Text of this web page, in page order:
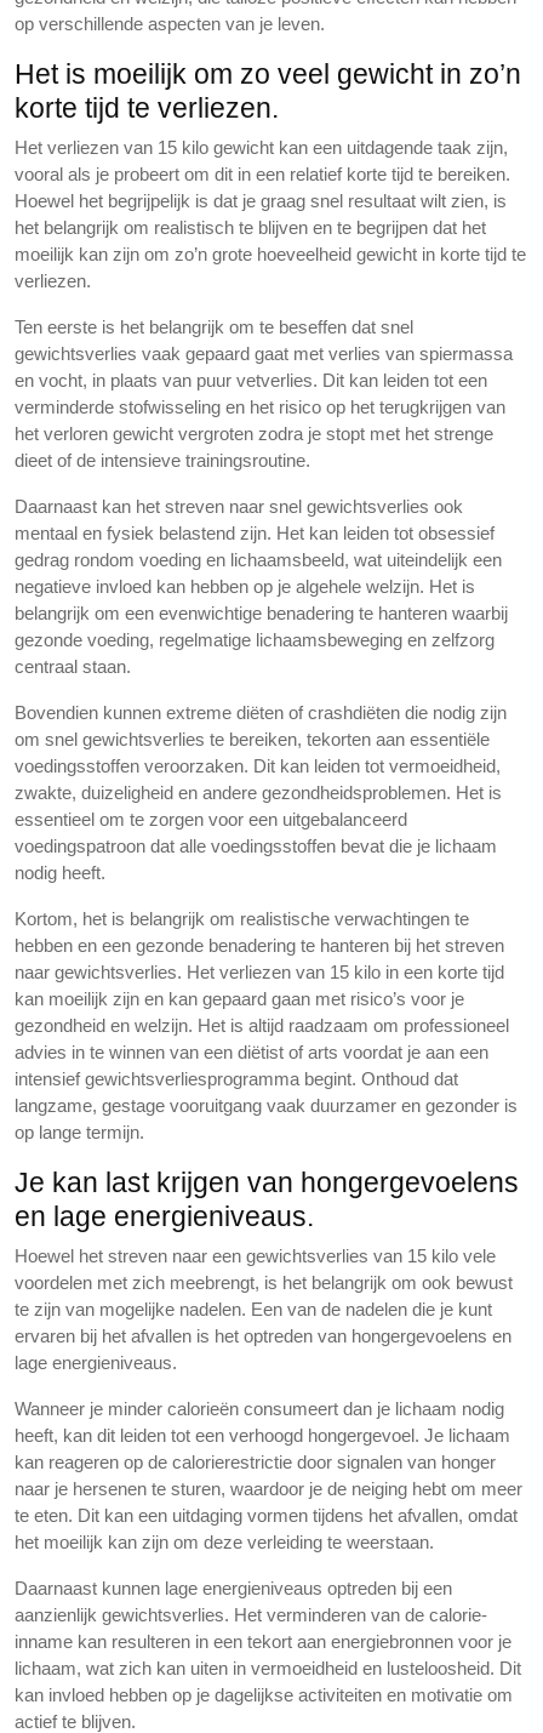
op verschillende aspecten van je leven.
Het is moeilijk om zo veel gewicht in zo’n
korte tijd te verliezen.
Het verliezen van 15 kilo gewicht kan een uitdagende taak zijn,
vooral als je probeert om dit in een relatief korte tijd te bereiken.
Hoewel het begrijpelijk is dat je graag snel resultaat wilt zien, is
het belangrijk om realistisch te blijven en te begrijpen dat het
moeilijk kan zijn om zo’n grote hoeveelheid gewicht in korte tijd te
verliezen.
Ten eerste is het belangrijk om te beseffen dat snel
gewichtsverlies vaak gepaard gaat met verlies van spiermassa
en vocht, in plaats van puur vetverlies. Dit kan leiden tot een
verminderde stofwisseling en het risico op het terugkrijgen van
het verloren gewicht vergroten zodra je stopt met het strenge
dieet of de intensieve trainingsroutine.
Daarnaast kan het streven naar snel gewichtsverlies ook
mentaal en fysiek belastend zijn. Het kan leiden tot obsessief
gedrag rondom voeding en lichaamsbeeld, wat uiteindelijk een
negatieve invloed kan hebben op je algehele welzijn. Het is
belangrijk om een evenwichtige benadering te hanteren waarbij
gezonde voeding, regelmatige lichaamsbeweging en zelfzorg
centraal staan.
Bovendien kunnen extreme diëten of crashdiëten die nodig zijn
om snel gewichtsverlies te bereiken, tekorten aan essentiële
voedingsstoffen veroorzaken. Dit kan leiden tot vermoeidheid,
zwakte, duizeligheid en andere gezondheidsproblemen. Het is
essentieel om te zorgen voor een uitgebalanceerd
voedingspatroon dat alle voedingsstoffen bevat die je lichaam
nodig heeft.
Kortom, het is belangrijk om realistische verwachtingen te
hebben en een gezonde benadering te hanteren bij het streven
naar gewichtsverlies. Het verliezen van 15 kilo in een korte tijd
kan moeilijk zijn en kan gepaard gaan met risico’s voor je
gezondheid en welzijn. Het is altijd raadzaam om professioneel
advies in te winnen van een diëtist of arts voordat je aan een
intensief gewichtsverliesprogramma begint. Onthoud dat
langzame, gestage vooruitgang vaak duurzamer en gezonder is
op lange termijn.
Je kan last krijgen van hongergevoelens
en lage energieniveaus.
Hoewel het streven naar een gewichtsverlies van 15 kilo vele
voordelen met zich meebrengt, is het belangrijk om ook bewust
te zijn van mogelijke nadelen. Een van de nadelen die je kunt
ervaren bij het afvallen is het optreden van hongergevoelens en
lage energieniveaus.
Wanneer je minder calorieën consumeert dan je lichaam nodig
heeft, kan dit leiden tot een verhoogd hongergevoel. Je lichaam
kan reageren op de calorierestrictie door signalen van honger
naar je hersenen te sturen, waardoor je de neiging hebt om meer
te eten. Dit kan een uitdaging vormen tijdens het afvallen, omdat
het moeilijk kan zijn om deze verleiding te weerstaan.
Daarnaast kunnen lage energieniveaus optreden bij een
aanzienlijk gewichtsverlies. Het verminderen van de calorie-
inname kan resulteren in een tekort aan energiebronnen voor je
lichaam, wat zich kan uiten in vermoeidheid en lusteloosheid. Dit
kan invloed hebben op je dagelijkse activiteiten en motivatie om
actief te blijven.